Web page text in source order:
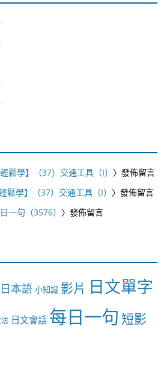
輕鬆學】（37）交通工具（I） 〉發佈留言
輕鬆學】（37）交通工具（I） 〉發佈留言
一句（3576） 〉發佈留言
本語 小知識 影片 日文單字
日文會話 每日一句 短影